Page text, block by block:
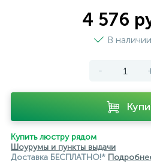
4 576
В
-
Купить люстру рядом
Шоурумы и пункты выдачи
Доставка БЕСПЛАТНО!*